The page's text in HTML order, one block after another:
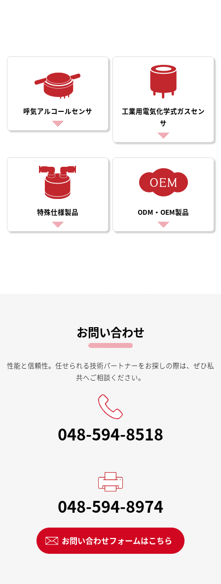
呼気アルコールセンサ
工業用電気化学式ガスセン
サ
特殊仕様製品 ODM・OEM製品
お問い合わせ
性能と信頼性。任せられる技術パートナーをお探しの際は、ぜひ私
共へご相談ください。
048-594-8518
048-594-8974
お問い合わせフォームはこちら